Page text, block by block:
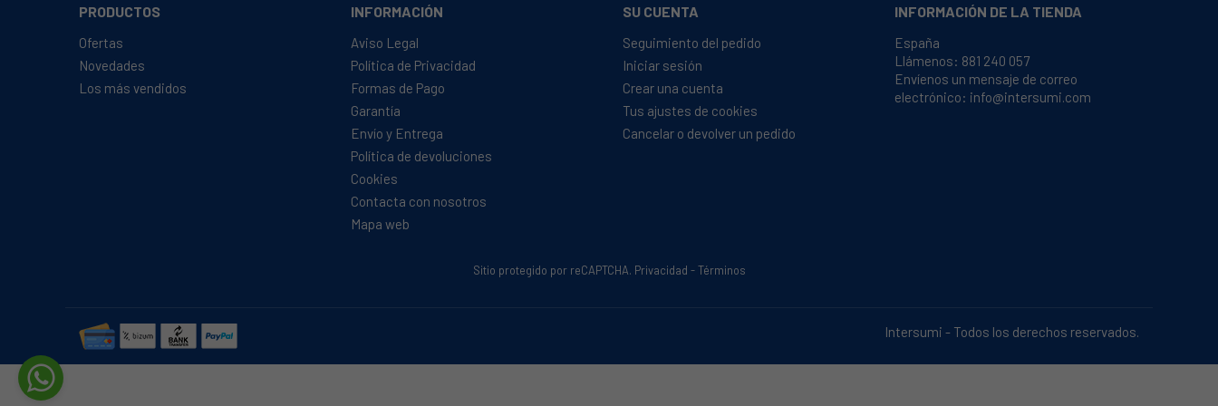
PRODUCTOS
Ofertas
Novedades
Los más vendidos
INFORMACIÓN
Aviso Legal
Política de Privacidad
Formas de Pago
Garantía
Envío y Entrega
Política de devoluciones
Cookies
Contacta con nosotros
Mapa web
SU CUENTA
Seguimiento del pedido
Iniciar sesión
Crear una cuenta
Tus ajustes de cookies
Cancelar o devolver un pedido
INFORMACIÓN DE LA TIENDA
España
Llámenos: 881 240 057
Envíenos un mensaje de correo
electrónico: info@intersumi.com
Sitio protegido por reCAPTCHA. Privacidad -Términos
Intersumi - Todos los derechos reservados.